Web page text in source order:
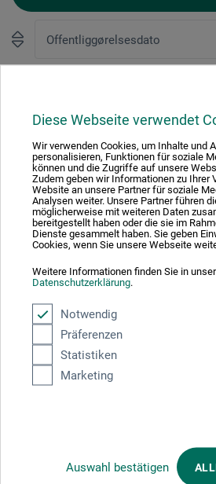
Diese Webseite verwendet
Wir verwenden Cookies, um Inhalte und
personalisieren, Funktionen für soziale
können und die Zugriffe auf unsere
Zudem geben wir Informationen zu Ihrer
Website an unsere Partner für soziale
Analysen weiter. Unsere Partner führen
möglicherweise mit weiteren Daten
bereitgestellt haben oder die sie im
Dienste gesammelt haben. Sie geben
Cookies, wenn Sie unsere Webseite
Weitere Informationen finden Sie in
Datenschutzerklärung.
Notwendig
Präferenzen
Statistiken
Marketing
Auswahl bestätigen
Absolut sikker
Betalingsmetoder
Produktkategorier